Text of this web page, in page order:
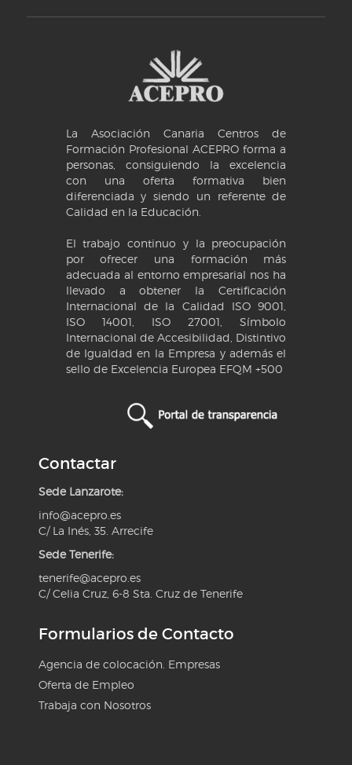
La Asociación Canaria Centros de
Formación Profesional ACEPRO forma a
personas, consiguiendo la excelencia
con una oferta formativa bien
diferenciada y siendo un referente de
Calidad en la Educación.
El trabajo continuo y la preocupación
por ofrecer una formación más
adecuada al entorno empresarial nos ha
llevado a obtener la Certificación
Internacional de la Calidad ISO 9001,
ISO 14001, ISO 27001, Símbolo
Internacional de Accesibilidad, Distintivo
de Igualdad en la Empresa y además el
sello de Excelencia Europea EFQM +500
Contactar
Sede Lanzarote:
info@acepro.es
C/ La Inés, 35. Arrecife
Sede Tenerife:
tenerife@acepro.es
C/ Celia Cruz, 6-8 Sta. Cruz de Tenerife
Formularios de Contacto
Agencia de colocación. Empresas
Oferta de Empleo
Trabaja con Nosotros